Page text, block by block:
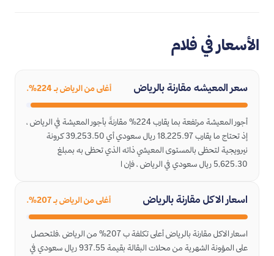
الأسعار في فلام
سعر المعيشه مقارنة بالرياض أغلى من الرياض بـ 224%.
أجور المعيشة مرتفعة بما يقارب 224% مقارنةً بأجور المعيشة في الرياض ،
إذ تحتاج ما يقارب 18,225.97 ريال سعودي أي 39,253.50 كرونة
نيرويجية لتحظى بالمستوى المعيشي ذاته الذي تحظى به بمبلغ
5,625.30 ريال سعودي في الرياض ، فإن ا
اسعار الاكل مقارنة بالرياض أغلى من الرياض بـ 207%.
اسعار الاكل مقارنة بالرياض أعلى تكلفة ب 207% من الرياض ،فلتحصل
على المؤونة الشهرية من محلات البقالة بقيمة 937.55 ريال سعودي في